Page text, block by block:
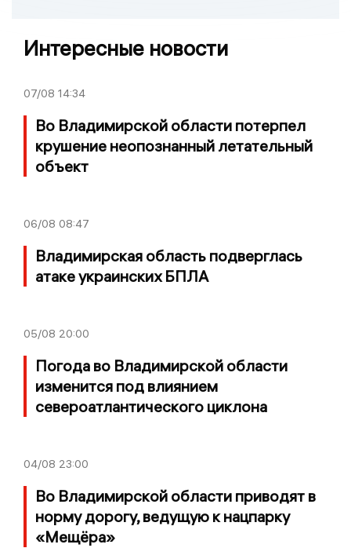
Интересные новости
07/08 14:34
Во Владимирской области потерпел
крушение неопознанный летательный
объект
06/08 08:47
Владимирская область подверглась
атаке украинских БПЛА
05/08 20:00
Погода во Владимирской области
изменится под влиянием
североатлантического циклона
04/08 23:00
Во Владимирской области приводят в
норму дорогу, ведущую к нацпарку
«Мещёра»